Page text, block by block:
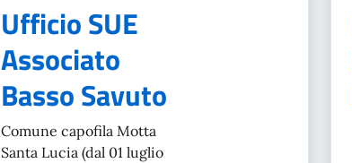
Ufficio SUE
Associato
Basso Savuto
Comune capofila Motta
Santa Lucia (dal 01 luglio